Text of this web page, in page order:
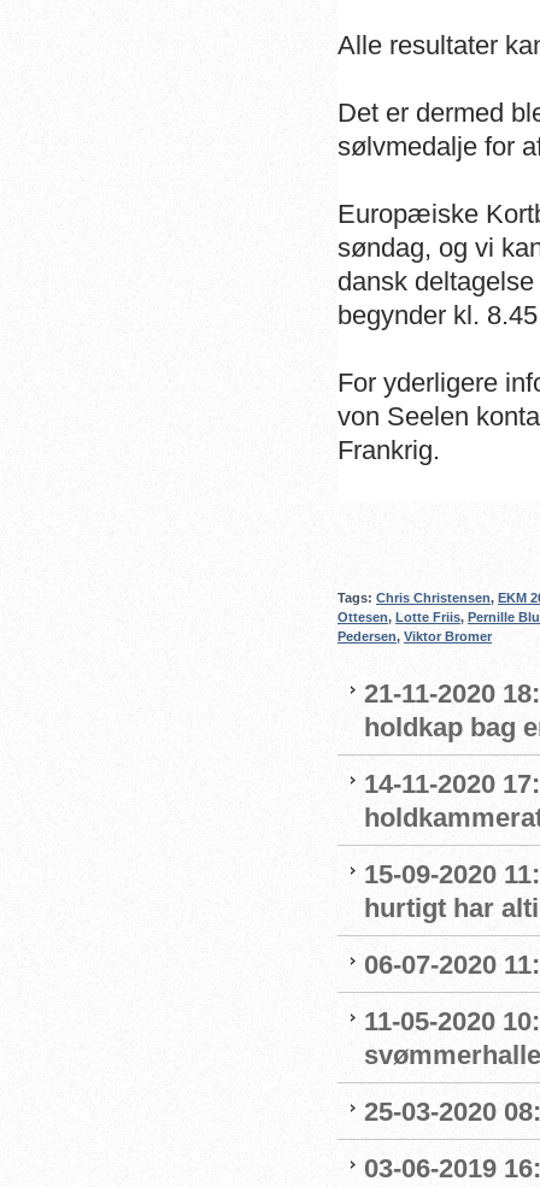
Alle resultater
Det er dermed
sølvmedalje for
Europæiske
søndag, og vi
dansk
begynder kl.
For yderligere
von Seelen
Frankrig.
Tags: Chris Christensen, EKM
Ottesen, Lotte Friis, Pernille
Pedersen, Viktor Bromer
21-11-2020
holdkap bag
14-11-2020
15-09-2020
hurtigt har
06-07-2020
11-05-2020
25-03-2020
03-06-2019